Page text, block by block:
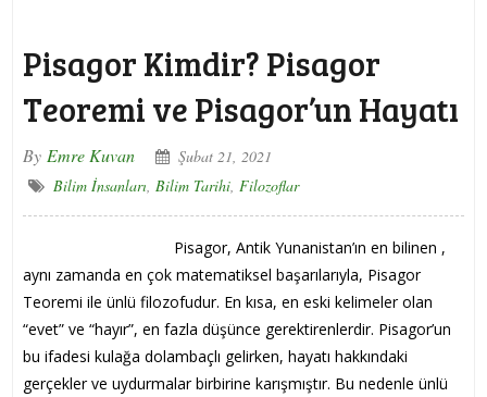
Pisagor Kimdir? Pisagor
Teoremi ve Pisagor’un Hayatı
By Emre Kuvan
Şubat 21, 2021
Bilim İnsanları, Bilim Tarihi, Filozoflar
Pisagor, Antik Yunanistan’ın en bilinen ,
aynı zamanda en çok matematiksel başarılarıyla, Pisagor
Teoremi ile ünlü filozofudur. En kısa, en eski kelimeler olan
“evet” ve “hayır”, en fazla düşünce gerektirenlerdir. Pisagor’un
bu ifadesi kulağa dolambaçlı gelirken, hayatı hakkındaki
gerçekler ve uydurmalar birbirine karışmıştır. Bu nedenle ünlü